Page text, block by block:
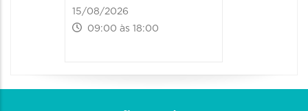
15/08/2026
09:00 às 18:00